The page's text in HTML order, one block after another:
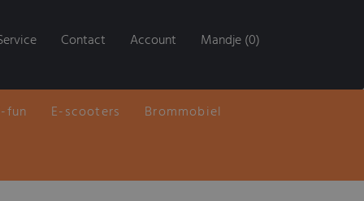
Contact Account Mandje (0)
fun E-scooters Brommobiel